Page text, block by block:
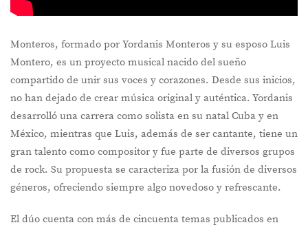
Monteros, formado por Yordanis Monteros y su esposo Luis
Montero, es un proyecto musical nacido del sueño
compartido de unir sus voces y corazones. Desde sus inicios,
no han dejado de crear música original y auténtica. Yordanis
desarrolló una carrera como solista en su natal Cuba y en
México, mientras que Luis, además de ser cantante, tiene un
gran talento como compositor y fue parte de diversos grupos
de rock. Su propuesta se caracteriza por la fusión de diversos
géneros, ofreciendo siempre algo novedoso y refrescante.
El dúo cuenta con más de cincuenta temas publicados en